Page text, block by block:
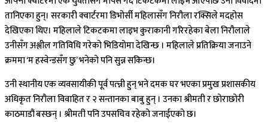
तानिएका हुन्। सरकारी क्वार्टरमा डिभोर्सी महिलासँग निरौला रक्सिले मदहोस
देखिएका थिए। महिलाले टिकटकमा लाइभ कुराकानी गरिरहेका बेला निरौलाले
उनीसँग अश्लील गतिविधि गरेको भिडियोमा देखिन्छ । महिलाले प्रतिक्रिया जनाउने
क्रममा ‘म हस्वेन्डसँग छु’ भनेको पनि सुन्न सकिन्छ।
उनी स्थानीय एक व्यवसायीकी पूर्व पत्न्नी हुन् भने दमक घर भएका प्रमुख प्रशासकीय
अधिकृत निरौला विवाहित र २ सन्तानका बाबु हुन् । उनका श्रीमती र छोराछोरी
काठमाडौं बस्छन् । श्रीमती पनि उपसचिव रहेको जनाईएको छ।